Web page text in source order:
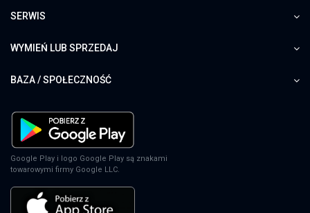
SERWIS
WYMIEŃ LUB SPRZEDAJ
BAZA / SPOŁECZNOŚĆ
Google Play i logo Google Play są znakami
towarowymi firmy Google LLC.